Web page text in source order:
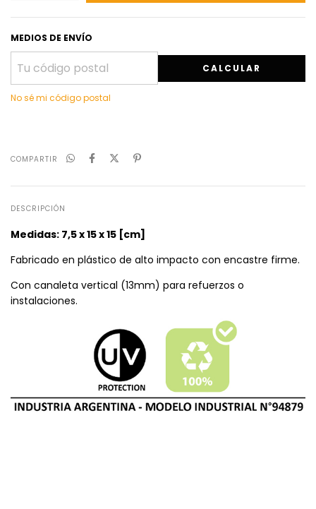
MEDIOS DE ENVÍO
CALCULAR
No sé mi código postal
COMPARTIR
DESCRIPCIÓN
Medidas: 7,5 x 15 x 15 [cm]
Fabricado en plástico de alto impacto con encastre firme.
Con canaleta vertical (13mm) para refuerzos o
instalaciones.